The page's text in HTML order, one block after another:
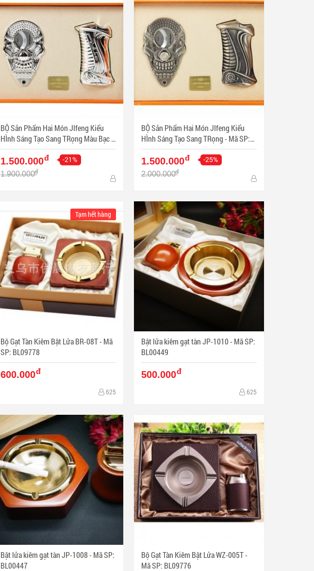
BỘ Sản Phẩm Hai Món JIfeng Kiểu
HÌnh Sáng Tạo Sang TRọng Màu Bạc -
Mã SP: PKXG353
1.500.000đ -21%
1.900.000đ
BỘ Sản Phẩm Hai Món JIfeng Kiểu
HÌnh Sáng Tạo Sang TRọng - Mã SP:
PKXG355
1.500.000đ -25%
2.000.000đ
Bộ Gạt Tàn Kiêm Bật Lửa BR-08T - Mã
SP: BL09778
Tạm hết hàng
600.000đ
625
Bật lửa kiêm gạt tàn JP-1010 - Mã SP:
BL00449
500.000đ
625
Bật lửa kiêm gạt tàn JP-1008 - Mã SP:
BL00447
Bộ Gạt Tàn Kiêm Bật Lửa WZ-005T -
Mã SP: BL09776